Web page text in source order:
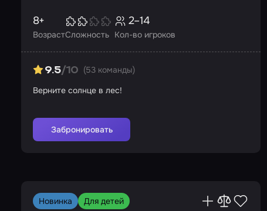
Возраст
8+
Сложность Кол-во игроков
2–14
9.5/10 (53 команды)
Верните солнце в лес!
Забронировать
Новинка Для детей